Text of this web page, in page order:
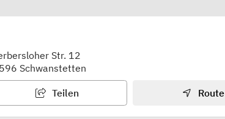
Str. 12
Schwanstetten
Teilen Route